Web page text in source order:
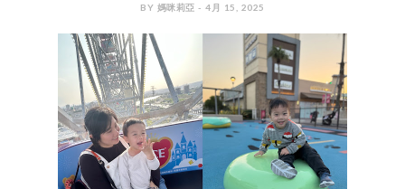
BY 媽咪莉亞 - 4月 15, 2025